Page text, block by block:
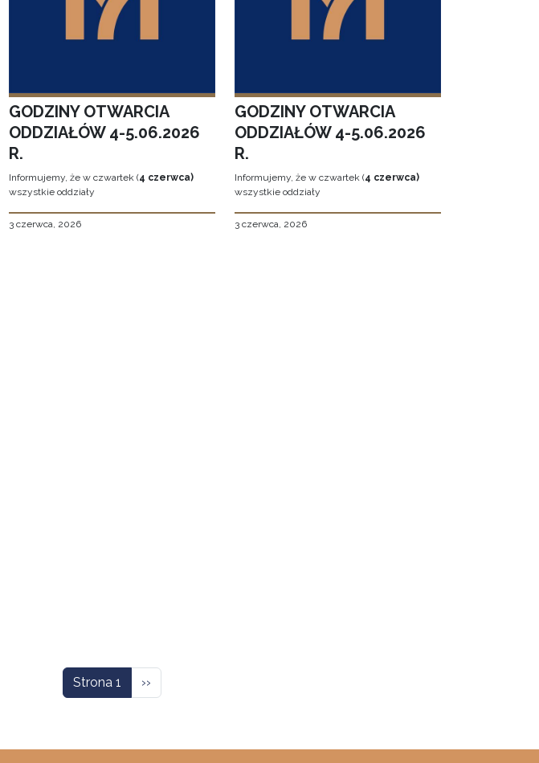
GODZINY OTWARCIA
ODDZIAŁÓW 4-5.06.2026
R.
Informujemy, że w czwartek (4 czerwca)
wszystkie oddziały
3 czerwca, 2026
GODZINY OTWARCIA
ODDZIAŁÓW 4-5.06.2026
R.
Informujemy, że w czwartek (4 czerwca)
wszystkie oddziały
3 czerwca, 2026
Strona 1 Następna strona
››